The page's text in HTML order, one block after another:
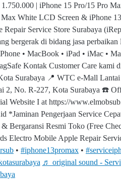
| iPhone 15 Pro/15 Pro
White LCD Screen & iPhone
Service Store Surabaya
bergerak di bidang jasa perbaikan
• MacBook • iPad • iMac •
Kontak Customer Care kami
Surabaya 📍 WTC e-Mall
2, No. R-227, Kota Surabaya ☎️
Website I at https://
*Jaminan Pengerjaan Service
Bergaransi Resmi Toko (Free
Electro Mobile Apple Repair
• ⁠ #iphone13promax • ⁠
♬ original sound -